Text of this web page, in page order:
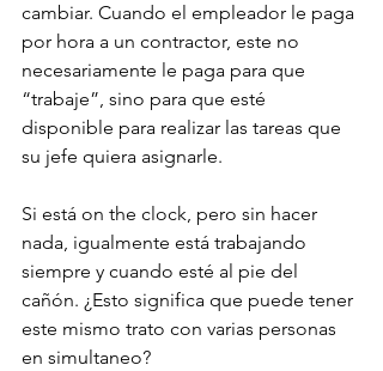
cambiar. Cuando el empleador le paga
por hora a un contractor, este no
necesariamente le paga para que
“trabaje”, sino para que esté
disponible para realizar las tareas que
su jefe quiera asignarle.
Si está on the clock, pero sin hacer
nada, igualmente está trabajando
siempre y cuando esté al pie del
cañón. ¿Esto significa que puede tener
este mismo trato con varias personas
en simultaneo?